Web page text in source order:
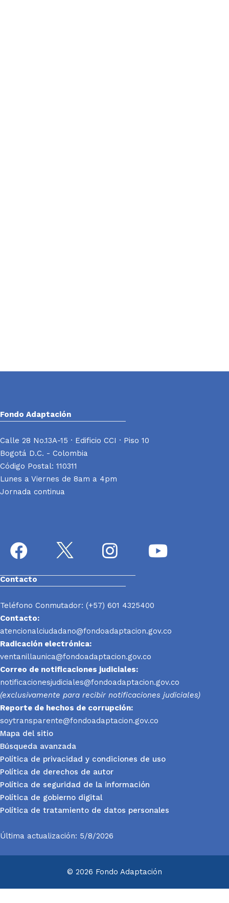
Fondo Adaptación
Calle 28 No.13A-15 · Edificio CCI · Piso 10
Bogotá D.C. - Colombia
Código Postal: 110311
Lunes a Viernes de 8am a 4pm
Jornada continua
Contacto
Teléfono Conmutador: (+57) 601 4325400
Contacto:
atencionalciudadano@fondoadaptacion.gov.co
Radicación electrónica:
ventanillaunica@fondoadaptacion.gov.co
Correo de notificaciones judiciales:
notificacionesjudiciales@fondoadaptacion.gov.co
(exclusivamente para recibir notificaciones judiciales)
Reporte de hechos de corrupción:
soytransparente@fondoadaptacion.gov.co
Mapa del sitio
Búsqueda avanzada
Política de privacidad y condiciones de uso
Política de derechos de autor
Política de seguridad de la información
Política de gobierno digital
Política de tratamiento de datos personales
Última actualización: 5/8/2026
© 2026 Fondo Adaptación